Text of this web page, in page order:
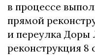
в процессе
прямой
и переулка Доры
реконструкция 8